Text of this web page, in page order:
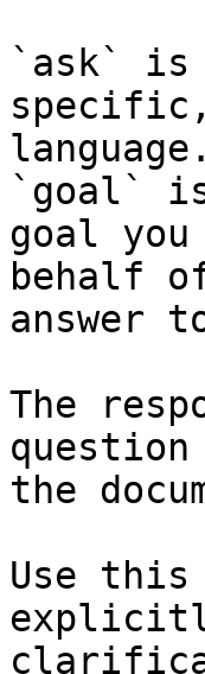
`ask` is
language.
`goal`
goal
behalf
answer
The
the
Use this